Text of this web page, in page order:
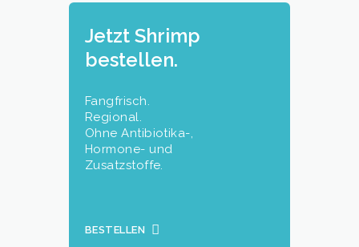
Jetzt Shrimp
bestellen.
Fangfrisch.
Regional.
Ohne Antibiotika-,
Hormone- und
Zusatzstoffe.
BESTELLEN